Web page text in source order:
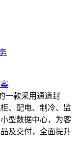
一款采用通道封
、配电、制冷、监
型数据中心，为客
及交付，全面提升